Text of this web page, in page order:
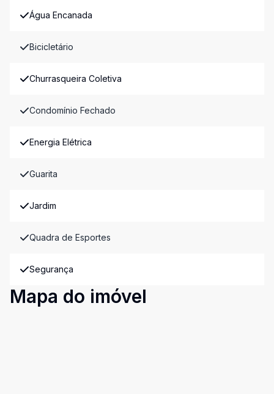
Água Encanada
Bicicletário
Churrasqueira Coletiva
Condomínio Fechado
Energia Elétrica
Guarita
Jardim
Quadra de Esportes
Segurança
Mapa do imóvel